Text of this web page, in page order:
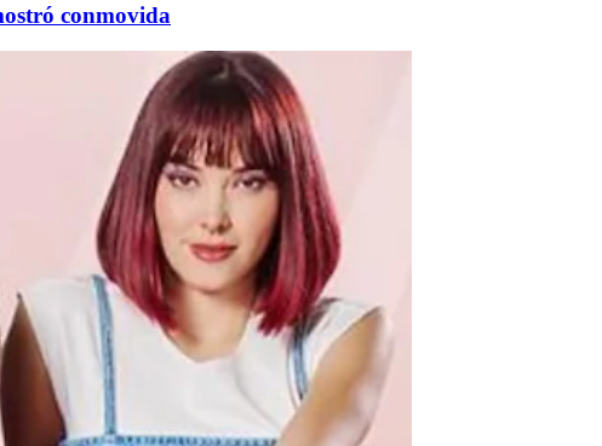
conmovida